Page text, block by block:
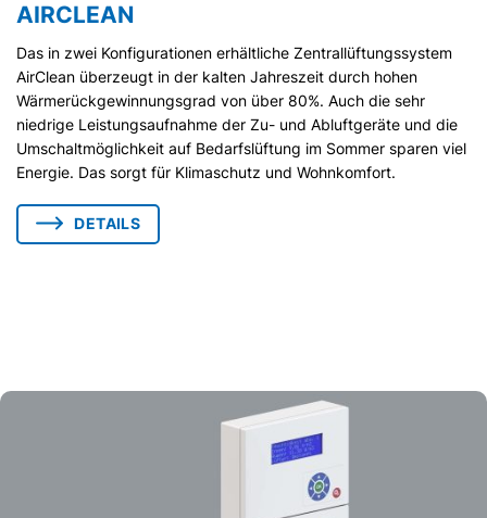
AIRCLEAN
Das in zwei Konfigurationen erhältliche Zentrallüftungssystem
AirClean überzeugt in der kalten Jahreszeit durch hohen
Wärmerückgewinnungsgrad von über 80%. Auch die sehr
niedrige Leistungsaufnahme der Zu- und Abluftgeräte und die
Umschaltmöglichkeit auf Bedarfslüftung im Sommer sparen viel
Energie. Das sorgt für Klimaschutz und Wohnkomfort.
DETAILS